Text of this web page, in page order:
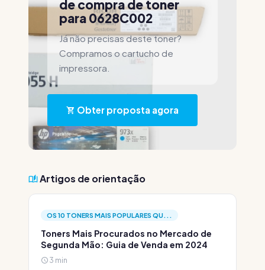
de compra de toner
para 0628C002
Já não precisas deste toner?
Compramos o cartucho de
impressora.
Obter proposta agora
Artigos de orientação
OS 10 TONERS MAIS POPULARES QU...
Toners Mais Procurados no Mercado de
Segunda Mão: Guia de Venda em 2024
3 min